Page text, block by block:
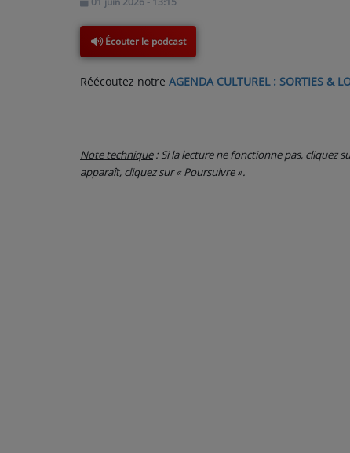
L'INFORMATION
EN QUOI ÇA CONSISTE ?
ÉCOUTEZ LES PRODUCTIONS
RECRUTEMENT
Écouter le podcast
Réécoutez notre AGENDA CULTUREL : SORTIES &
Note technique: Si la lecture ne fonctionne pas, cliquez
apparaît, cliquez sur « Poursuivre ».